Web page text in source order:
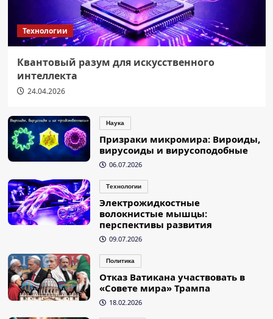
Технологии
Квантовый разум для искусственного
интеллекта
24.04.2026
Наука
Призраки микромира: Вироиды,
вирусоиды и вирусоподобные
06.07.2026
Технологии
Электрожидкостные
волокнистые мышцы:
перспективы развития
09.07.2026
Политика
Отказ Ватикана участвовать в
«Совете мира» Трампа
18.02.2026